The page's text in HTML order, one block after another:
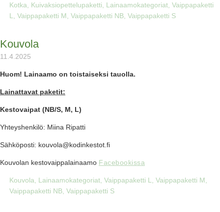
Kotka Kuivaksiopettelupaketti Lainaamokategoriat Vaippapaketti
L
Vaippapaketti M Vaippapaketti NB Vaippapaketti S
Kouvola
11.4.2025
Huom! Lainaamo on toistaiseksi tauolla.
Lainattavat paketit:
Kestovaipat (NB/S, M, L)
Yhteyshenkilö: Miina Ripatti
Sähköposti: kouvola@kodinkestot.fi
Kouvolan kestovaippalainaamo Facebookissa
Kouvola Lainaamokategoriat Vaippapaketti L Vaippapaketti M
Vaippapaketti NB Vaippapaketti S